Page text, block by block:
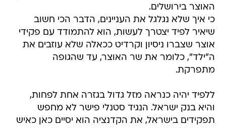
האוצר בירושלים.
כי איך שלא נגלגל את העניינים, הדבר הכי חשוב
שיאיר לפיד יצטרך לעשות, הוא להתמודד עם פקידי
אוצר שצברו ניסיון וקרדיט ככאלה שלא עוזבים את
ה"ילד", כלומר את שר האוצר, עד שהגופה
מתפרקת.
ללפיד יהיה כנראה מזל גדול בגזרה אחת לפחות,
והיא בנק ישראל. הנגיד סטנלי פישר לא מחפש
תפקידים בישראל, את הקדנציה הוא יסיים כאן כאיש